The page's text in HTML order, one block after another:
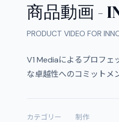
商品動画 -
PRODUCT VIDEO FOR
V1 Mediaによるプロフェ
な卓越性へのコミットメ
カテゴリー
制作